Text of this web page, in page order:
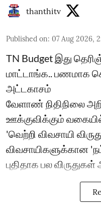
thanthitv
Published on: 07 Aug 2026,
TN Budget இது
மாட்டாங்க.. பணமாக
அட்டகாசம்
வேளாண் நிதிநிலை
ஊக்குவிக்கும்
'வெற்றி விவசாயி
விவசாயிகளுக்கான
புதிதாக பல